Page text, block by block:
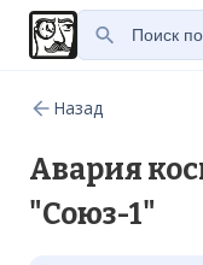
Назад
Авария
"Союз-1"